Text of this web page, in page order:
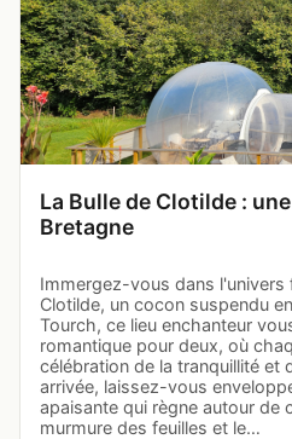
La Bulle de Clotilde :
Bretagne
Immergez-vous dans l'univers
Clotilde, un cocon suspendu
Tourch, ce lieu enchanteur
romantique pour deux, où
célébration de la tranquillité et
arrivée, laissez-vous
apaisante qui règne autour de
murmure des feuilles et le…